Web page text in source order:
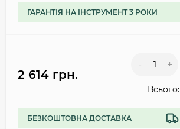
ГАРАНТІЯ НА ІНСТРУМЕНТ 3 РОКИ
2 614 грн.
- +
Всього:
БЕЗКОШТОВНА ДОСТАВКА